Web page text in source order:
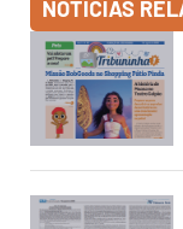
NOTÍCIAS